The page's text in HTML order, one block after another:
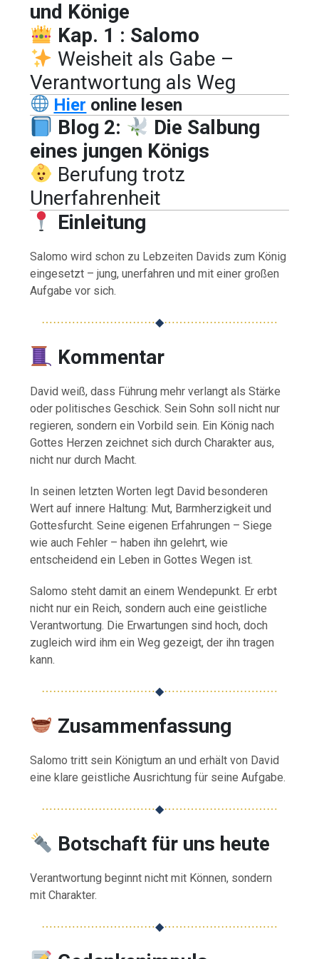
und Könige
Kap. 1 : Salomo
Weisheit als Gabe –
Verantwortung als Weg
Hier online lesen
Blog 2:
Die Salbung
eines jungen Königs
Berufung trotz
Unerfahrenheit
Einleitung
Salomo wird schon zu Lebzeiten Davids zum König
eingesetzt – jung, unerfahren und mit einer großen
Aufgabe vor sich.
⋯⋯⋯⋯⋯⋯⋯⋯⋯⋯◆⋯⋯⋯⋯⋯⋯⋯⋯⋯⋯
Kommentar
David weiß, dass Führung mehr verlangt als Stärke
oder politisches Geschick. Sein Sohn soll nicht nur
regieren, sondern ein Vorbild sein. Ein König nach
Gottes Herzen zeichnet sich durch Charakter aus,
nicht nur durch Macht.
In seinen letzten Worten legt David besonderen
Wert auf innere Haltung: Mut, Barmherzigkeit und
Gottesfurcht. Seine eigenen Erfahrungen – Siege
wie auch Fehler – haben ihn gelehrt, wie
entscheidend ein Leben in Gottes Wegen ist.
Salomo steht damit an einem Wendepunkt. Er erbt
nicht nur ein Reich, sondern auch eine geistliche
Verantwortung. Die Erwartungen sind hoch, doch
zugleich wird ihm ein Weg gezeigt, der ihn tragen
kann.
⋯⋯⋯⋯⋯⋯⋯⋯⋯⋯◆⋯⋯⋯⋯⋯⋯⋯⋯⋯⋯
Zusammenfassung
Salomo tritt sein Königtum an und erhält von David
eine klare geistliche Ausrichtung für seine Aufgabe.
⋯⋯⋯⋯⋯⋯⋯⋯⋯⋯◆⋯⋯⋯⋯⋯⋯⋯⋯⋯⋯
Botschaft für uns heute
Verantwortung beginnt nicht mit Können, sondern
mit Charakter.
⋯⋯⋯⋯⋯⋯⋯⋯⋯⋯◆⋯⋯⋯⋯⋯⋯⋯⋯⋯⋯